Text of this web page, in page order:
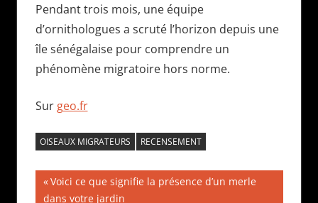
Pendant trois mois, une équipe
d’ornithologues a scruté l’horizon depuis une
île sénégalaise pour comprendre un
phénomène migratoire hors norme.
Sur geo.fr
OISEAUX MIGRATEURS RECENSEMENT
Navigation
Publication
précédente :
Voici ce que signifie la présence d’un merle
dans votre jardin